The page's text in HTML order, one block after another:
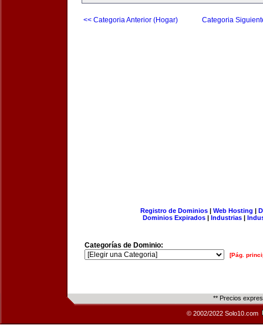
<< Categoria Anterior (Hogar) Categoria
Registro de Dominios| Web Hosting |
Dominios Expirados | Industrias |
Categorías de Dominio:
[Pág.
** Precios
© 2002/2022 Solo10.com